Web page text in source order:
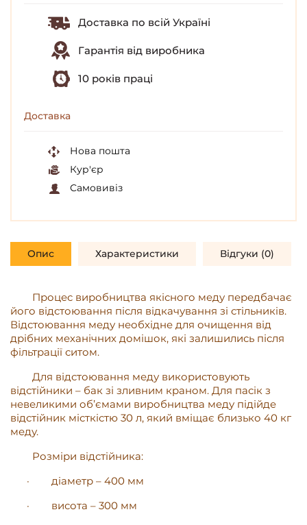
Доставка по всій Україні
Гарантія від виробника
10 років праці
Доставка
Нова пошта
Кур'єр
Самовивіз
Опис Характеристики Відгуки (0)
Процес виробництва якісного меду передбачає
його відстоювання після відкачування зі стільників.
Відстоювання меду необхідне для очищення від
дрібних механічних домішок, які залишились після
фільтрації ситом.
Для відстоювання меду використовують
відстійники – бак зі зливним краном. Для пасік з
невеликими об’ємами виробництва меду підійде
відстійник місткістю 30 л, який вміщає близько 40 кг
меду.
Розміри відстійника:
·
діаметр – 400 мм
·
висота – 300 мм